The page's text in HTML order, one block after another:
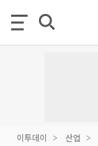
이투데이 산업